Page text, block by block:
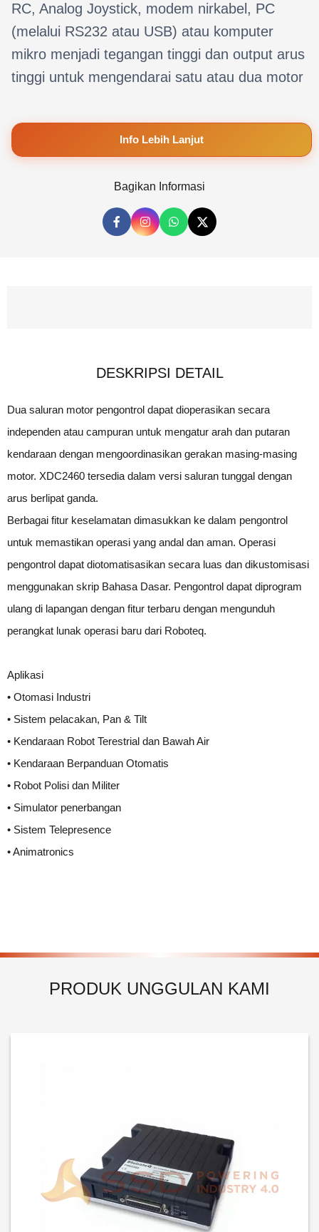
RC, Analog Joystick, modem nirkabel, PC
(melalui RS232 atau USB) atau komputer
mikro menjadi tegangan tinggi dan output arus
tinggi untuk mengendarai satu atau dua motor
Info Lebih Lanjut
Bagikan Informasi
DESKRIPSI DETAIL
Dua saluran motor pengontrol dapat dioperasikan secara
independen atau campuran untuk mengatur arah dan putaran
kendaraan dengan mengoordinasikan gerakan masing-masing
motor. XDC2460 tersedia dalam versi saluran tunggal dengan
arus berlipat ganda.
Berbagai fitur keselamatan dimasukkan ke dalam pengontrol
untuk memastikan operasi yang andal dan aman. Operasi
pengontrol dapat diotomatisasikan secara luas dan dikustomisasi
menggunakan skrip Bahasa Dasar. Pengontrol dapat diprogram
ulang di lapangan dengan fitur terbaru dengan mengunduh
perangkat lunak operasi baru dari Roboteq.
Aplikasi
• Otomasi Industri
• Sistem pelacakan, Pan & Tilt
• Kendaraan Robot Terestrial dan Bawah Air
• Kendaraan Berpanduan Otomatis
• Robot Polisi dan Militer
• Simulator penerbangan
• Sistem Telepresence
• Animatronics
PRODUK UNGGULAN KAMI